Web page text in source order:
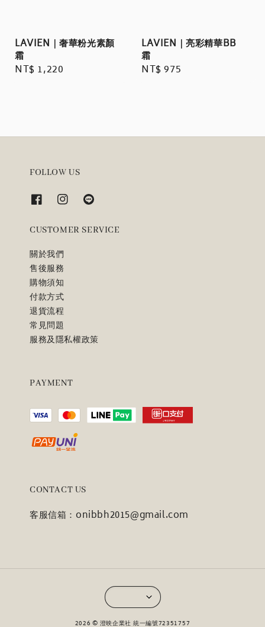
LAVIEN｜奢華粉光素顏
霜
Regular
NT$ 1,220
LAVIEN｜亮彩精華BB
霜
Regular
NT$ 975
FOLLOW US
CUSTOMER SERVICE
關於我們
售後服務
購物須知
付款方式
退貨流程
常見問題
服務及隱私權政策
PAYMENT
CONTACT US
客服信箱：onibbh2015@gmail.com
2026 © 澄映企業社 統一編號72351757